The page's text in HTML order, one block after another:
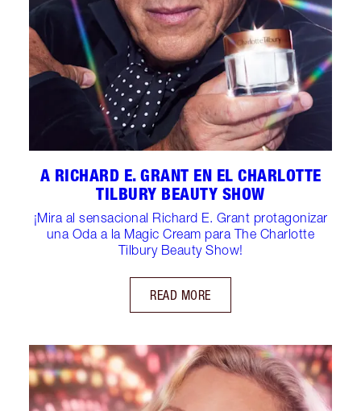
A RICHARD E. GRANT EN EL CHARLOTTE
TILBURY BEAUTY SHOW
¡Mira al sensacional Richard E. Grant protagonizar
una Oda a la Magic Cream para The Charlotte
Tilbury Beauty Show!
READ MORE